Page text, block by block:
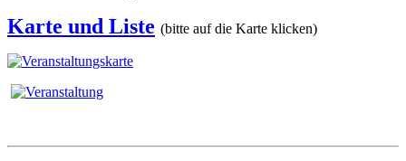
Karte und Liste (bitte auf die Karte klicken)